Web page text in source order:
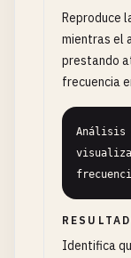
Reproduce
mientras el
prestando
frecuencia
Análisis
Identifica